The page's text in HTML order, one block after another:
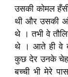
उसकी कोमल
थी और उसकी
थे । तभी वे
थे । आते ही वे
कुछ देर उनके
बच्ची भी मेरे